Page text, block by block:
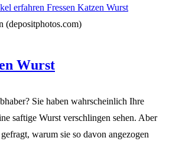
(depositphotos.com)
Wurst
Sie haben wahrscheinlich Ihre
saftige Wurst verschlingen sehen. Aber
warum sie so davon angezogen